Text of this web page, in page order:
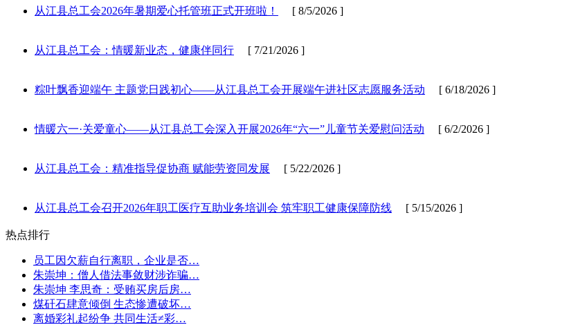
从江县总工会2026年暑期爱心托管班正式开班啦！ [ 8/5/2026 ]
从江县总工会：情暖新业态，健康伴同行 [ 7/21/2026 ]
粽叶飘香迎端午 主题党日践初心——从江县总工会开展端午进社区志愿服务活动 [ 6/18/2026 ]
情暖六一·关爱童心——从江县总工会深入开展2026年“六一”儿童节关爱慰问活动 [ 6/2/2026 ]
从江县总工会：精准指导促协商 赋能劳资同发展 [ 5/22/2026 ]
从江县总工会召开2026年职工医疗互助业务培训会 筑牢职工健康保障防线 [ 5/15/2026 ]
热点排行
员工因欠薪自行离职，企业是否…
朱崇坤：僧人借法事敛财涉诈骗…
朱崇坤 李思奇：受贿买房后房…
煤矸石肆意倾倒 生态惨遭破坏…
离婚彩礼起纷争 共同生活≠彩…